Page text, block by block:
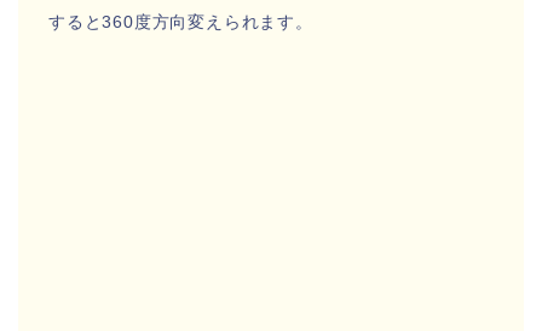
すると360度方向変えられます。